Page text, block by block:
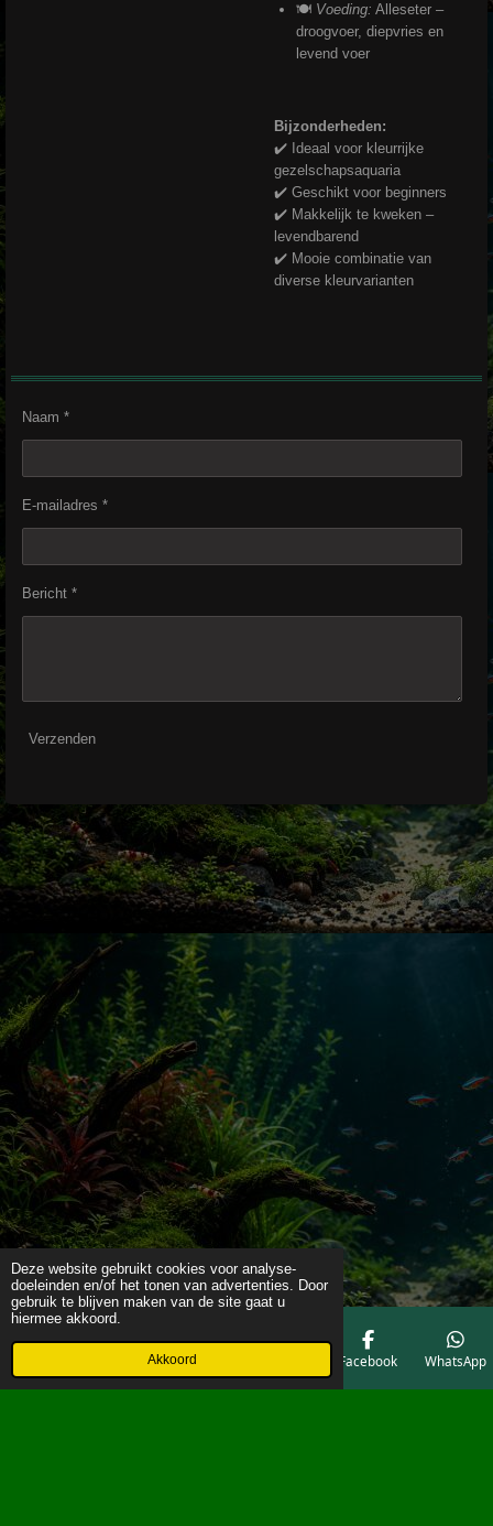
Deze website gebruikt cookies voor analyse-
doeleinden en/of het tonen van advertenties. Door
gebruik te blijven maken van de site gaat u
hiermee akkoord.
Akkoord
🍽️ Voeding: Alleseter –
droogvoer, diepvries en
levend voer
Bijzonderheden:
✔️ Ideaal voor kleurrijke
gezelschapsaquaria
✔️ Geschikt voor beginners
✔️ Makkelijk te kweken –
levendbarend
✔️ Mooie combinatie van
diverse kleurvarianten
Naam *
E-mailadres *
Bericht *
Verzenden
Telefoonnummer Facebook WhatsApp